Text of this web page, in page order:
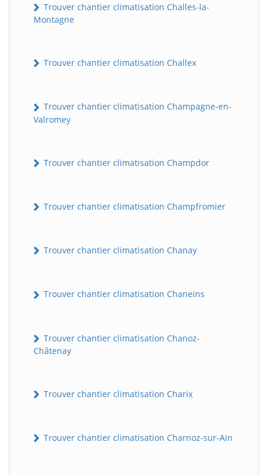
Trouver chantier climatisation Challes-la-
Montagne
Trouver chantier climatisation Challex
Trouver chantier climatisation Champagne-en-
Valromey
Trouver chantier climatisation Champdor
Trouver chantier climatisation Champfromier
Trouver chantier climatisation Chanay
Trouver chantier climatisation Chaneins
Trouver chantier climatisation Chanoz-
Châtenay
Trouver chantier climatisation Charix
Trouver chantier climatisation Charnoz-sur-Ain